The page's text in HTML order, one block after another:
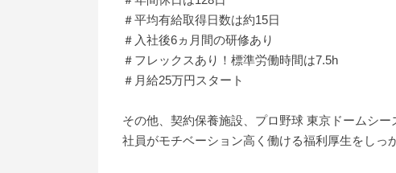
＃平均有給取得日数は約15日
＃入社後6ヵ月間の研修あり
＃フレックスあり！標準労働時間は7.5h
＃月給25万円スタート
その他、契約保養施設、プロ野球 東京ドームシ
社員がモチベーション高く働ける福利厚生をしっ